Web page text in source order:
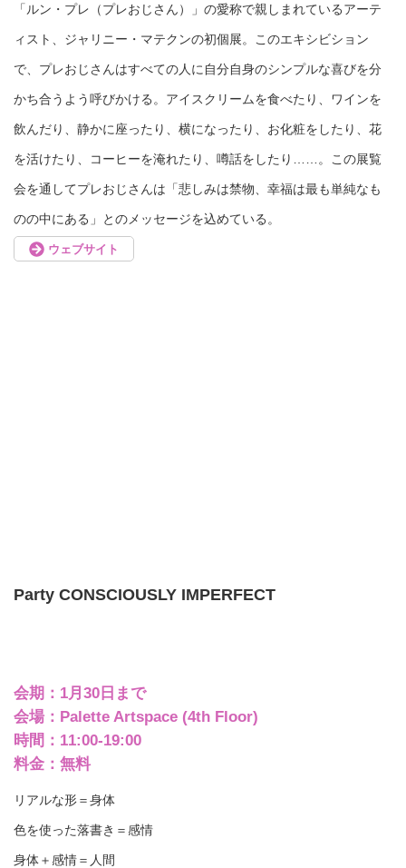
「ルン・プレ（プレおじさん）」の愛称で親しまれているアーテ
ィスト、ジャリニー・マテクンの初個展。このエキシビション
で、プレおじさんはすべての人に自分自身のシンプルな喜びを分
かち合うよう呼びかける。アイスクリームを食べたり、ワインを
飲んだり、静かに座ったり、横になったり、お化粧をしたり、花
を活けたり、コーヒーを淹れたり、噂話をしたり……。この展覧
会を通してプレおじさんは「悲しみは禁物、幸福は最も単純なも
のの中にある」とのメッセージを込めている。
ウェブサイト
Party CONSCIOUSLY IMPERFECT
会期：1月30日まで
会場：Palette Artspace (4th Floor)
時間：11:00-19:00
料金：無料
リアルな形＝身体
色を使った落書き＝感情
身体＋感情＝人間